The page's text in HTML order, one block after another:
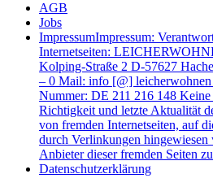
AGB
Jobs
ImpressumImpressum:
Internetseiten:
Kolping-Straße 2 D-57627
– 0 Mail: info [@]
Nummer: DE 211 216 148
Richtigkeit und letzte Aktualität
von fremden Internetseiten, auf
durch Verlinkungen
Anbieter dieser fremden Seiten
Datenschutzerklärung